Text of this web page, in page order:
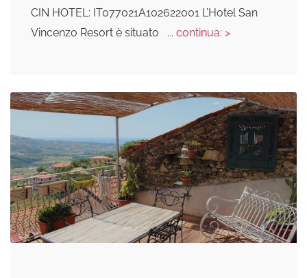
CIN HOTEL: IT077021A102622001 L’Hotel San
Vincenzo Resort è situato
... continua: >